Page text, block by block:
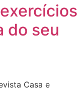
do seu
Casa e